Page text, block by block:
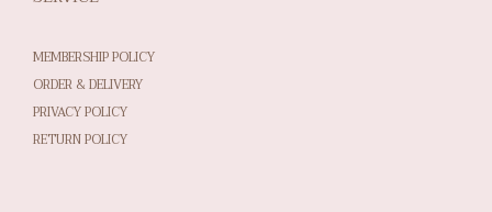
MEMBERSHIP POLICY
ORDER & DELIVERY
PRIVACY POLICY
RETURN POLICY